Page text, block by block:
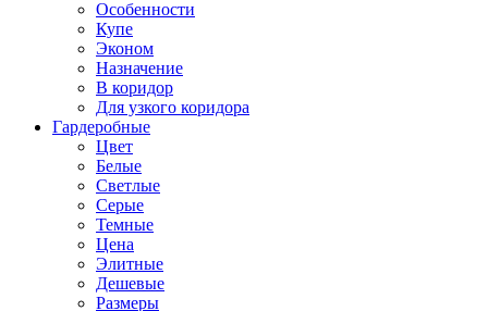
Особенности
Купе
Эконом
Назначение
В коридор
Для узкого коридора
Гардеробные
Цвет
Белые
Светлые
Серые
Темные
Цена
Элитные
Дешевые
Размеры